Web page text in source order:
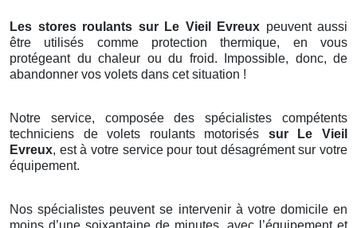
Les stores roulants sur Le Vieil Evreux peuvent aussi
être utilisés comme protection thermique, en vous
protégeant du chaleur ou du froid. Impossible, donc, de
abandonner vos volets dans cet situation !
Notre service, composée des spécialistes compétents
techniciens de volets roulants motorisés sur Le Vieil
Evreux, est à votre service pour tout désagrément sur votre
équipement.
Nos spécialistes peuvent se intervenir à votre domicile en